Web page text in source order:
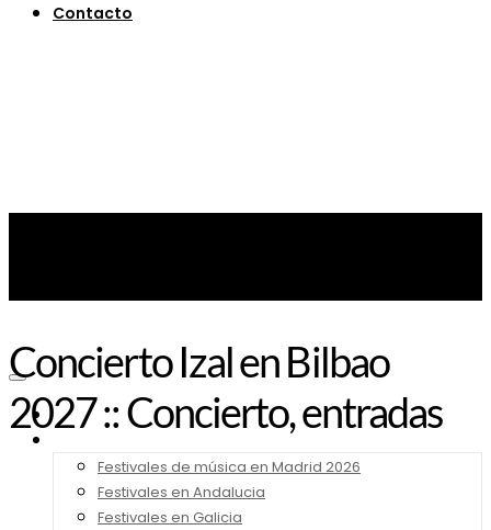
Contacto
Noticias
Festivales de música en Madrid 2026
Festivales en Andalucia
Festivales en Galicia
Concierto Izal en Bilbao
2027 :: Concierto, entradas